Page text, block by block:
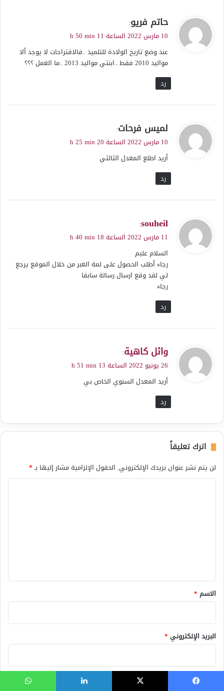
ي
ق
ل
حاتم فريو:
10 مارس 2022 الساعة 11 h 50 min
عند وضع تاريخ الولادة للتلميذ ..فالاقتراحات لا يوجد ألا
مواليد 2010 فقط ..ابنتي مواليد 2013 ..ما العمل ؟؟؟
رد
ي
ق
ل
لميس فرحات:
10 مارس 2022 الساعة 20 h 25 min
أريد اطلع المعدل الثالثي
رد
ي
ق
ل
souheil
:
11 مارس 2022 الساعة 18 h 40 min
السلام عليم
رجاء أطلب الحصول على لمة العبر من خلال الموقع يرجع
لي لقد وقع ارسال رسالة سابقا
رجاء
رد
ي
ق
ل
وائل كاهية:
26 يونيو 2022 الساعة 13 h 51 min
أريد المعدل السنوي الخاص بي
رد
اترك تعليقاً
لن يتم نشر عنوان بريدك الإلكتروني. الحقول الإلزامية مشار إليها بـ*
*
الاسم *
البريد الإلكتروني *
الموقع الإلكتروني